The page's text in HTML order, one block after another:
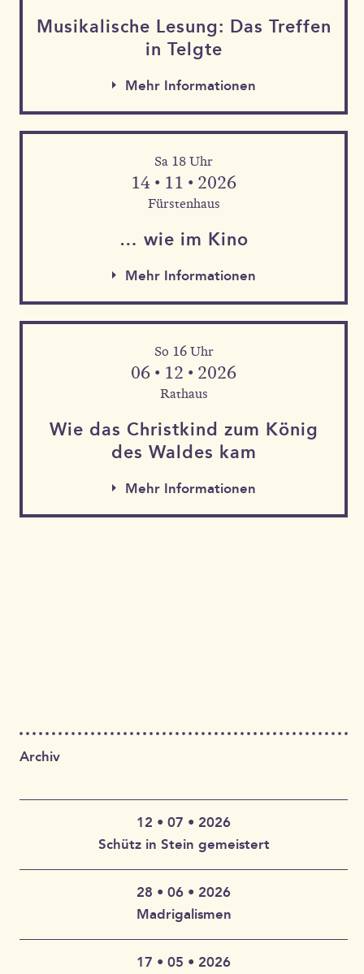
Mehr Informationen
Musika­lische Le­sung: Das Tref­fen
in Telgte
Mehr Informationen
Mehr Informationen
Sa 18 Uhr
14 • 11 • 2026
Fürstenhaus
… wie im Kino
Mehr Informationen
So 16 Uhr
06 • 12 • 2026
Rathaus
Wie das Christkind zum König
des Waldes kam
Mehr Informationen
Archiv
Schütz in Stein gemeistert
12 • 07 • 2026
Claudia Wahlbuhl – Violine, Bratsche, Gambe, Gesang |
Thomas Wahlbuhl – Akkordeon, Gesang | Jan Geisler –
Klarinette, Saxophon, Gesang | Holger Vandrich –
Gitarre, Gesang | Stefan Garthoff – Gesang, Melodica |
Madrigalismen
28 • 06 • 2026
17 • 05 • 2026